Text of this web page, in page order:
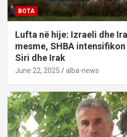
BOTA
Lufta në hije: Izraeli dhe
mesme, SHBA
Siri dhe Irak
June 22, 2025 alba-news